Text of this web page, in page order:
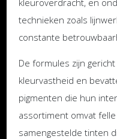
kleuroverdracht, en
technieken zoals
constante
De formules zijn
kleurvastheid en
pigmenten die hun
assortiment omvat
samengestelde tinten